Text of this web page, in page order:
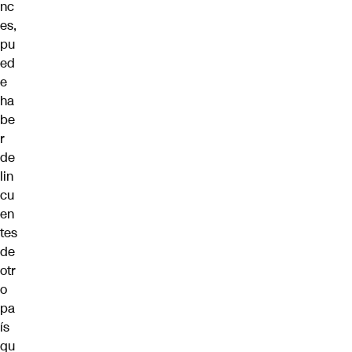
nc
es,
pu
ed
e
ha
be
r
de
lin
cu
en
tes
de
otr
o
pa
ís
qu